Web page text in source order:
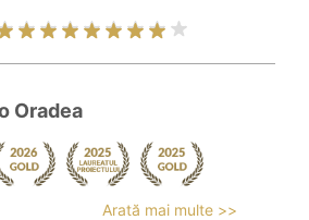
Oradea
Arată mai multe >>